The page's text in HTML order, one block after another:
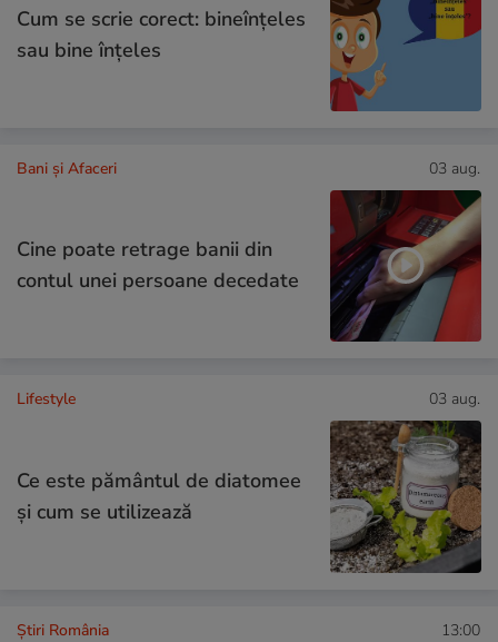
Cum se scrie corect: bineînțeles
sau bine înțeles
Bani și Afaceri 03 aug.
Cine poate retrage banii din
contul unei persoane decedate
Lifestyle 03 aug.
Ce este pământul de diatomee
și cum se utilizează
Știri România 13:00